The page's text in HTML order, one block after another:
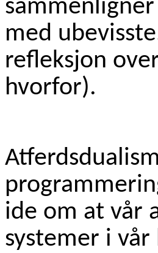
med
refleksjon
hvorfor).
ide om at vår
systemer i vår